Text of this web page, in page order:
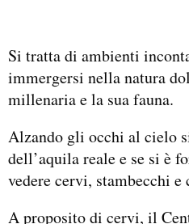
Si tratta di ambienti
immergersi nella natura
millenaria e la sua fauna.
Alzando gli occhi al cielo
dell’aquila reale e se si è
vedere cervi, stambecchi
A proposito di cervi, il